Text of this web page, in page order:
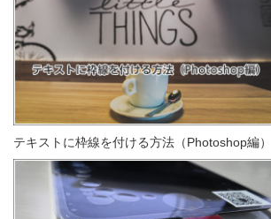
テキストに枠線を付ける方法（Photoshop編）